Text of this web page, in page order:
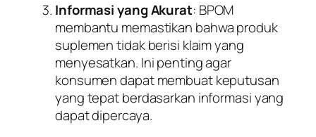
Informasi yang Akurat: BPOM
membantu memastikan bahwa produk
suplemen tidak berisi klaim yang
menyesatkan. Ini penting agar
konsumen dapat membuat keputusan
yang tepat berdasarkan informasi yang
dapat dipercaya.